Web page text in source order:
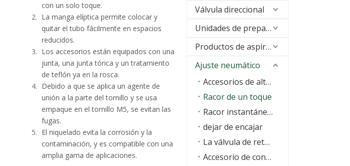
con un solo toque.
La manga elíptica permite colocar y
quitar el tubo fácilmente en espacios
reducidos.
Los accesorios están equipados con una
junta, una junta tórica y un tratamiento
de teflón ya en la rosca.
Debido a que se aplica un agente de
unión a la parte del tornillo y se usa
empaque en el tornillo M5, se evitan las
fugas.
El niquelado evita la corrosión y la
contaminación, y es compatible con una
amplia gama de aplicaciones.
Válvula direccional
Unidades de preparación de aire (FRL)
Productos de aspiración
Ajuste neumático
Accesorios de alta presión
Racor de un toque
Racor instantáneo con junta tórica
dejar de encajar
La válvula de retención
Accesorio de contacto de la serie KQ One